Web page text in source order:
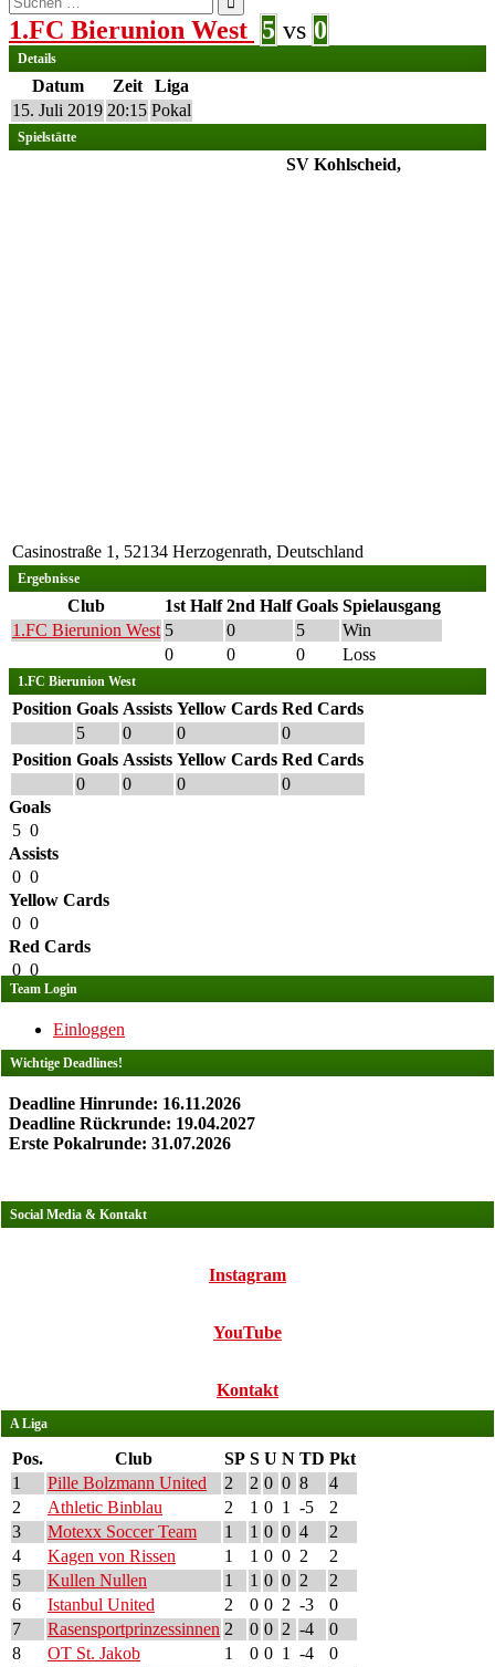
nach:
1.FC Bierunion West 5 vs 0
Details
Datum Zeit
Liga
15. Juli 2019 20:15 Pokal
Spielstätte
SV Kohlscheid,
Casinostraße 1, 52134 Herzogenrath, Deutschland
Ergebnisse
Club 1st Half 2nd Half Goals Spielausgang
1.FC Bierunion West 5 0 5
Win
0
0 0 Loss
1.FC Bierunion West
Position Goals Assists Yellow Cards Red Cards
5
0 0
0
Position Goals Assists Yellow Cards Red Cards
0
0 0
0
Goals
5 0
Assists
0 0
Yellow Cards
0 0
Red Cards
0 0
Team Login
Einloggen
Wichtige Deadlines!
Deadline Hinrunde: 16.11.2026
Deadline Rückrunde: 19.04.2027
Erste Pokalrunde: 31.07.2026
Social Media & Kontakt
Instagram
YouTube
Kontakt
A Liga
Pos. Club SP S U N TD Pkt
1
Pille Bolzmann United 2 2 0 0 8
4
2
Athletic Binblau 2 1 0 1 -5
2
3
Motexx Soccer Team 1 1 0 0 4
2
4
Kagen von Rissen 1 1 0 0 2
2
5
Kullen Nullen 1 1 0 0 2
2
6
Istanbul United 2 0 0 2 -3
0
7
Rasensportprinzessinnen 2 0 0 2 -4
0
8
OT St. Jakob 1 0 0 1 -4
0